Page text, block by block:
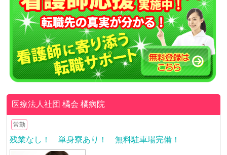
医療法人社団 橘会橘病院
常勤
残業なし！ 単身寮あり！ 無料駐車場完備！